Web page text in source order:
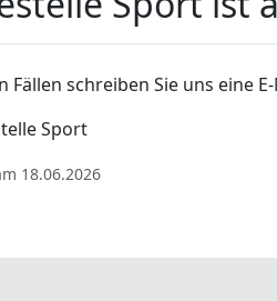
Fällen schreiben Sie uns eine
Sport
18.06.2026